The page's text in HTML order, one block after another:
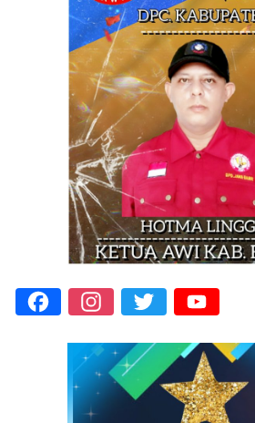
Facebook
Instagram
Twitter